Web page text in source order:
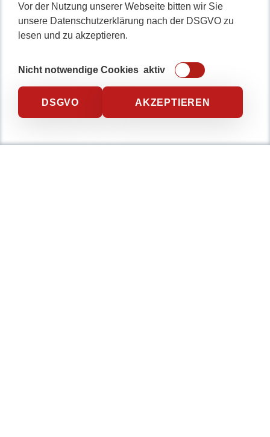
Vor der Nutzung unserer Webseite bitten wir Sie
unsere Datenschutzerklärung nach der DSGVO zu
lesen und zu akzeptieren.
Nicht notwendige Cookies aktiv
DSGVO AKZEPTIEREN